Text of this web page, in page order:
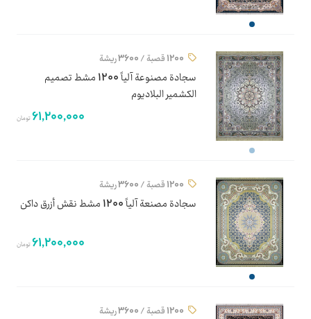
1200 قصبة / 3600 ريشة
سجادة مصنوعة آلياً 1200 مشط تصميم
الكشمير البلاديوم
61,200,000تومان
1200 قصبة / 3600 ريشة
سجادة مصنعة آلياً 1200 مشط نقش أزرق داكن
61,200,000تومان
1200 قصبة / 3600 ريشة